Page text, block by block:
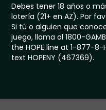
Debes tener 18 años o
lotería (21+ en AZ). Por
Si tú o alguien que
juego, llama al 1800-
the HOPE line at 1-877-
text HOPENY (467369).